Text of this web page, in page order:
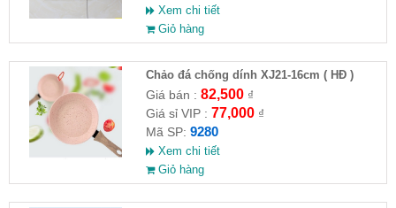
Xem chi tiết
Giỏ hàng
Chảo đá chống dính XJ21-16cm ( HĐ )
Giá bán : 82,500₫
Giá sỉ VIP : 77,000₫
Mã SP: 9280
Xem chi tiết
Giỏ hàng